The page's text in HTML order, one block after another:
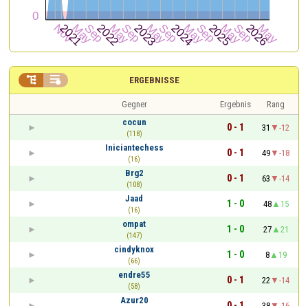
ERGEBNISSE
 
Gegner Ergebnis
Rang
cocun
(118)
0 - 1 31
-12
Iniciantechess
(16)
0 - 1 49
-18
Brg2
(108)
0 - 1 63
-14
Jaad
(16)
1 - 0 48
15
ompat
(147)
1 - 0 27
21
cindyknox
(66)
1 - 0 8
19
endre55
(58)
0 - 1 22
-14
Azur20